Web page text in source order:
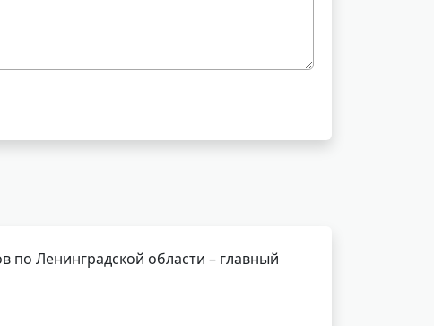
по Ленинградской области – главный